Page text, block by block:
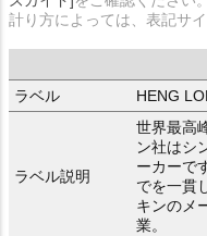
計り方によっては、表記サ
ラベル
HENG
ラベル説明
世界最高
ン社はシ
ーカーで
でを一貫
キンのメ
業。